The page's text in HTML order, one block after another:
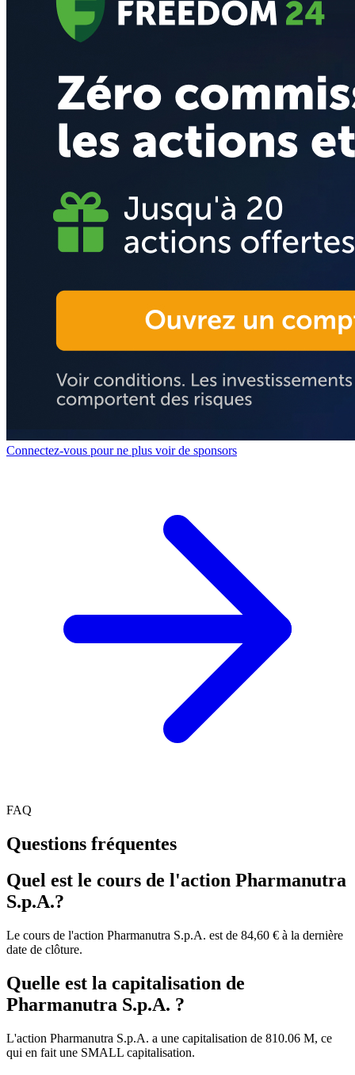
Connectez-vous pour ne plus voir de sponsors
FAQ
Questions fréquentes
Quel est le cours de l'action Pharmanutra
S.p.A.?
Le cours de l'action Pharmanutra S.p.A. est de 84,60 € à la dernière
date de clôture.
Quelle est la capitalisation de
Pharmanutra S.p.A. ?
L'action Pharmanutra S.p.A. a une capitalisation de 810.06 M, ce
qui en fait une SMALL capitalisation.